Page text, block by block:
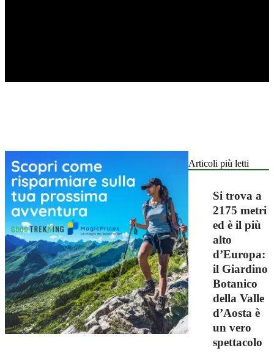
Articoli più letti
Si trova a
2175 metri
ed è il più
alto
d’Europa:
il Giardino
Botanico
della Valle
d’Aosta è
un vero
spettacolo